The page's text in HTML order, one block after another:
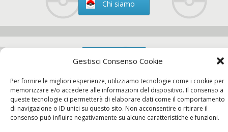
Gestisci Consenso Cookie
Per fornire le migliori esperienze, utilizziamo tecnologie come i cookie per
memorizzare e/o accedere alle informazioni del dispositivo. Il consenso a
queste tecnologie ci permetterà di elaborare dati come il comportamento
di navigazione o ID unici su questo sito. Non acconsentire o ritirare il
consenso può influire negativamente su alcune caratteristiche e funzioni.
Chi siamo
Contatti
Chi siamo Contatti Privacy Policy